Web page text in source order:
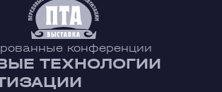
конференции
ТЕХНОЛОГИИ